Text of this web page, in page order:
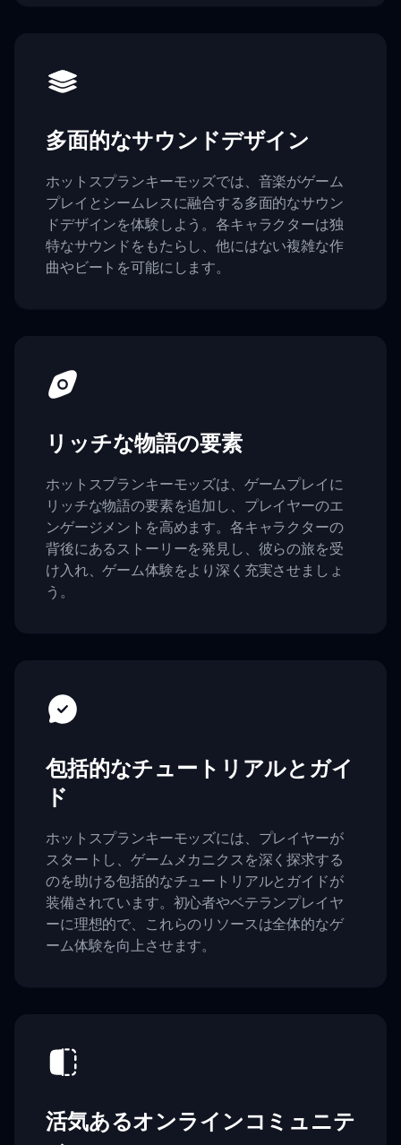
多面的なサウンドデザイン
ホットスプランキーモッズでは、音楽がゲーム
プレイとシームレスに融合する多面的なサウン
ドデザインを体験しよう。各キャラクターは独
特なサウンドをもたらし、他にはない複雑な作
曲やビートを可能にします。
リッチな物語の要素
ホットスプランキーモッズは、ゲームプレイに
リッチな物語の要素を追加し、プレイヤーのエ
ンゲージメントを高めます。各キャラクターの
背後にあるストーリーを発見し、彼らの旅を受
け入れ、ゲーム体験をより深く充実させましょ
う。
包括的なチュートリアルとガイ
ド
ホットスプランキーモッズには、プレイヤーが
スタートし、ゲームメカニクスを深く探求する
のを助ける包括的なチュートリアルとガイドが
装備されています。初心者やベテランプレイヤ
ーに理想的で、これらのリソースは全体的なゲ
ーム体験を向上させます。
活気あるオンラインコミュニテ